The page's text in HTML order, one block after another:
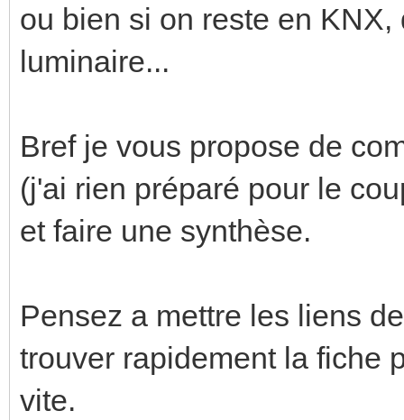
ou bien si on reste en
luminaire...
Bref je vous propose de
(j'ai rien préparé pour le
et faire une synthèse.
Pensez a mettre les liens
trouver rapidement la fiche
vite.